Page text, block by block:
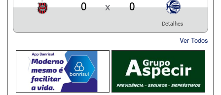
0 x 0
Detalhes
Ver Todos